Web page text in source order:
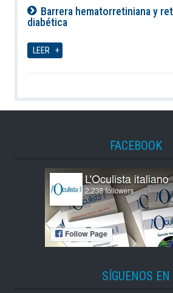
Barrera hematorretiniana y
diabética
LEER
FACEBOOK
SÍGUENOS EN